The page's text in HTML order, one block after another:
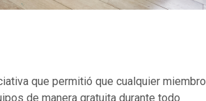
que permitió que cualquier miembro
de manera gratuita durante todo